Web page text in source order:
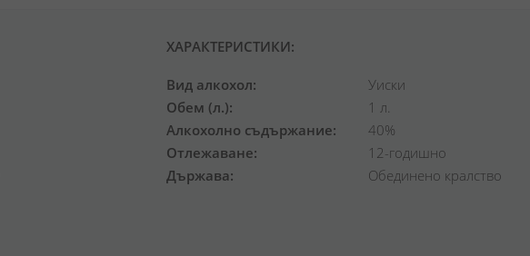
ХАРАКТЕРИСТИКИ:
Вид алкохол
Уиски
Обем (л.)
1 л.
Алкохолно съдържание
40%
Отлежаване
12-годишно
Държава
Обединено кралство